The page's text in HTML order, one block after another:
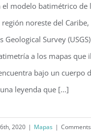
y la región
Caribe (2014)
el modelo batimétrico de
región noreste del
Geological Survey
a los mapas que
bajo un cuerpo
leyenda que [...]
2020 | Mapas |